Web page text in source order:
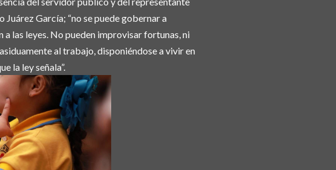
García; “no se puede gobernar a
las leyes. No pueden improvisar fortunas, ni
al trabajo, disponiéndose a vivir en
la ley señala”.